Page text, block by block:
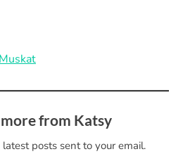
from Katsy
posts sent to your email.